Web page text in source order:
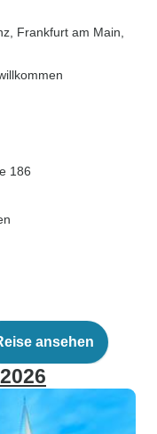
, Frankfurt am Main
186
ansehen